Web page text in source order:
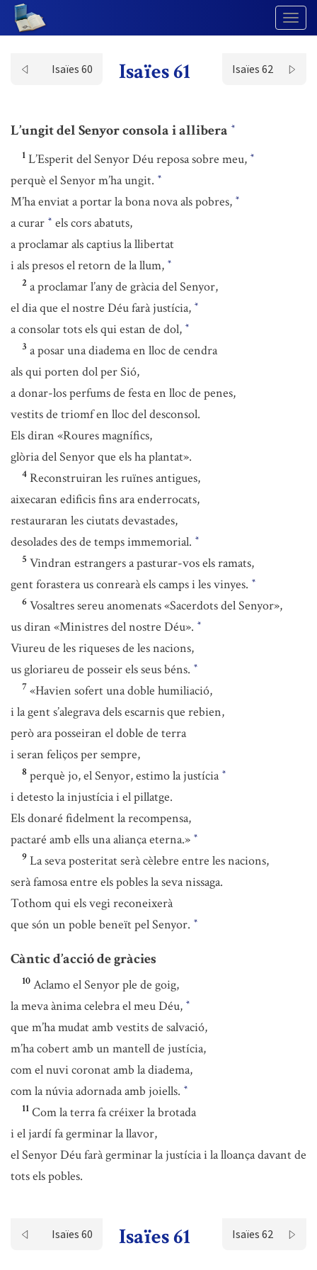
Isaïes 60 Isaïes 61 Isaïes 62
L’ungit del Senyor consola i allibera *
1 L’Esperit del Senyor Déu reposa sobre meu, *
perquè el Senyor m’ha ungit. *
M’ha enviat a portar la bona nova als pobres, *
a curar * els cors abatuts,
a proclamar als captius la llibertat
i als presos el retorn de la llum, *
2 a proclamar l’any de gràcia del Senyor,
el dia que el nostre Déu farà justícia, *
a consolar tots els qui estan de dol, *
3 a posar una diadema en lloc de cendra
als qui porten dol per Sió,
a donar-los perfums de festa en lloc de penes,
vestits de triomf en lloc del desconsol.
Els diran «Roures magnífics,
glòria del Senyor que els ha plantat».
4 Reconstruiran les ruïnes antigues,
aixecaran edificis fins ara enderrocats,
restauraran les ciutats devastades,
desolades des de temps immemorial. *
5 Vindran estrangers a pasturar-vos els ramats,
gent forastera us conrearà els camps i les vinyes. *
6 Vosaltres sereu anomenats «Sacerdots del Senyor»,
us diran «Ministres del nostre Déu». *
Viureu de les riqueses de les nacions,
us gloriareu de posseir els seus béns. *
7 «Havien sofert una doble humiliació,
i la gent s’alegrava dels escarnis que rebien,
però ara posseiran el doble de terra
i seran feliços per sempre,
8 perquè jo, el Senyor, estimo la justícia *
i detesto la injustícia i el pillatge.
Els donaré fidelment la recompensa,
pactaré amb ells una aliança eterna.» *
9 La seva posteritat serà cèlebre entre les nacions,
serà famosa entre els pobles la seva nissaga.
Tothom qui els vegi reconeixerà
que són un poble beneït pel Senyor. *
Càntic d’acció de gràcies
10 Aclamo el Senyor ple de goig,
la meva ànima celebra el meu Déu, *
que m’ha mudat amb vestits de salvació,
m’ha cobert amb un mantell de justícia,
com el nuvi coronat amb la diadema,
com la núvia adornada amb joiells. *
11 Com la terra fa créixer la brotada
i el jardí fa germinar la llavor,
el Senyor Déu farà germinar la justícia i la lloança davant de
tots els pobles.
Isaïes 60 Isaïes 61 Isaïes 62